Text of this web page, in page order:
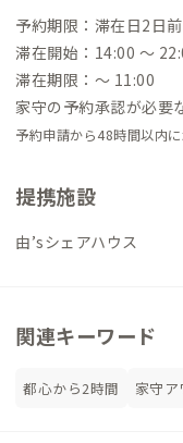
予約期限：滞在日2日
滞在開始：14:00 〜
滞在期限：〜 11:00
家守の予約承認が必要
予約申請から48時間以内
提携施設
由’sシェアハウス
関連キーワード
都心から2時間 家守